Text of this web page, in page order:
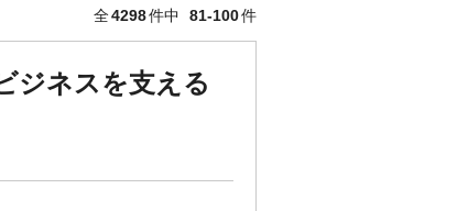
全4298件中 81-100件
ジネスを支える